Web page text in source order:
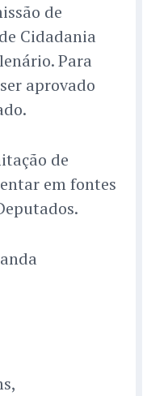
de
Cidadania
Para
aprovado
de
em fontes